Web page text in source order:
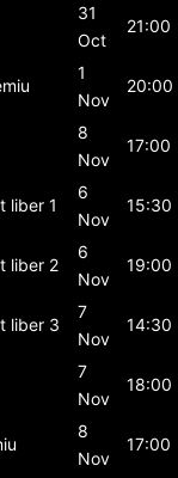
31
Oct
21:00
1
Nov
20:00
8
Nov
17:00
liber 1
6
Nov
15:30
liber 2
6
Nov
19:00
liber 3
7
Nov
14:30
7
Nov
18:00
8
Nov
17:00